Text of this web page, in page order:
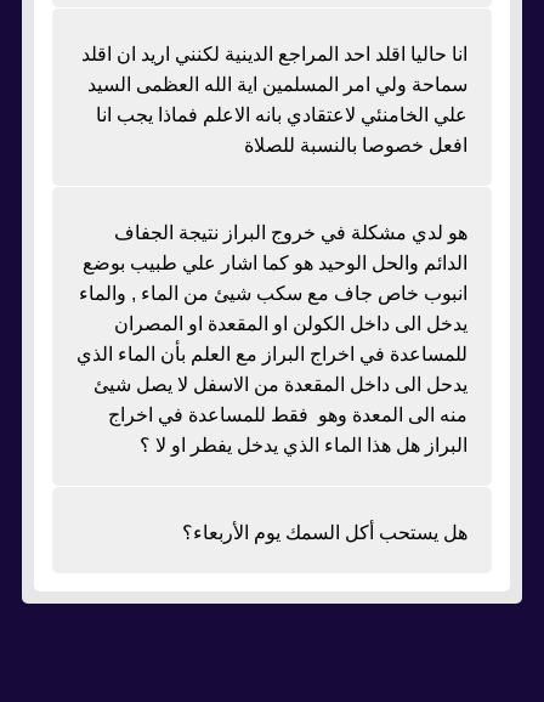
انا حاليا اقلد احد المراجع الدينية لكنني اريد ان اقلد
سماحة ولي امر المسلمين اية الله العظمى السيد
علي الخامنئي لاعتقادي بانه الاعلم فماذا يجب انا
افعل خصوصا بالنسبة للصلاة
هو لدي مشكلة في خروج البراز نتيجة الجفاف
الدائم والحل الوحيد هو كما اشار علي طبيب بوضع
انبوب خاص جاف مع سكب شيئ من الماء , والماء
يدخل الى داخل الكولن او المقعدة او المصران
للمساعدة في اخراج البراز مع العلم بأن الماء الذي
يدحل الى داخل المقعدة من الاسفل لا يصل شيئ
منه الى المعدة وهو فقط للمساعدة في اخراج
البراز هل هذا الماء الذي يدخل يفطر او لا ؟
هل يستحب أكل السمك يوم الأربعاء؟